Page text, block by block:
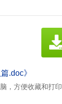
.doc》
，方便收藏和打印